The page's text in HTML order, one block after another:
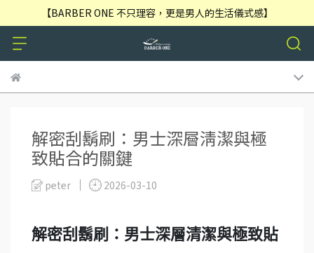
【BARBER ONE 不只理容，更是男人的生活儀式感】
解密刮鬍刷：男士深層清潔與極
致貼合的關鍵
peter 2026-03-10
解密刮鬍刷：男士深層清潔與極致貼